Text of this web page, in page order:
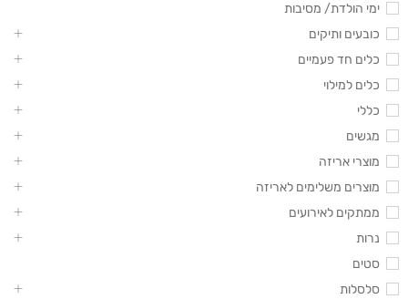
ימי הולדת/ מסיבות
כובעים ותיקים
כלים חד פעמיים
כלים למילוי
כללי
מגשים
מוצרי אריזה
מוצרים משלימים לאריזה
ממתקים לאירועים
נרות
סטים
סלסלות